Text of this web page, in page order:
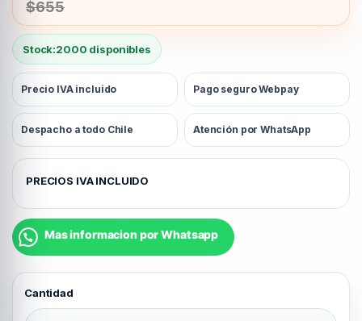
Stock:2000 disponibles
$655
Precio IVA incluido Pago seguro Webpay
Despacho a todo Chile Atención por WhatsApp
PRECIOS IVA INCLUIDO
Mas informacion por Whatsapp
Indicador Tipo Gota 19 mm Alto quantity